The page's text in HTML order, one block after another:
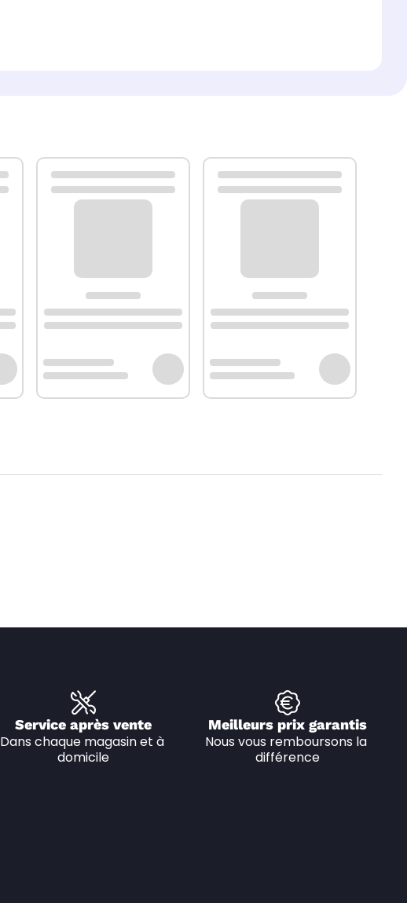
Service après vente
Dans chaque magasin et à
domicile
Meilleurs prix garantis
Nous vous remboursons la
différence